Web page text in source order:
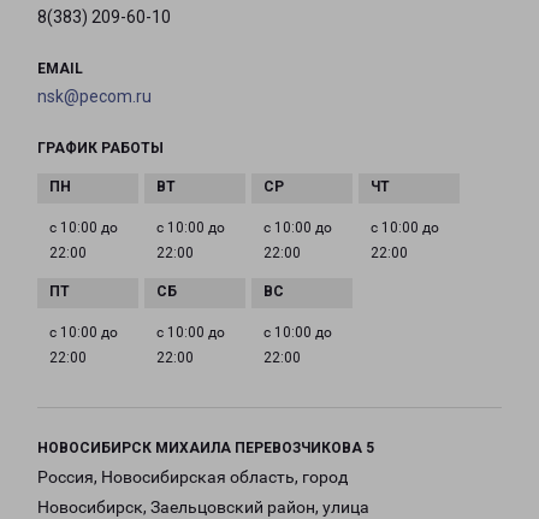
8(383) 209-60-10
EMAIL
nsk@pecom.ru
ГРАФИК РАБОТЫ
с 10:00 до
22:00
с 10:00 до
22:00
с 10:00 до
22:00
с 10:00 до
22:00
с 10:00 до
22:00
с 10:00 до
22:00
с 10:00 до
22:00
НОВОСИБИРСК МИХАИЛА ПЕРЕВОЗЧИКОВА 5
Россия, Новосибирская область, город
Новосибирск, Заельцовский район, улица